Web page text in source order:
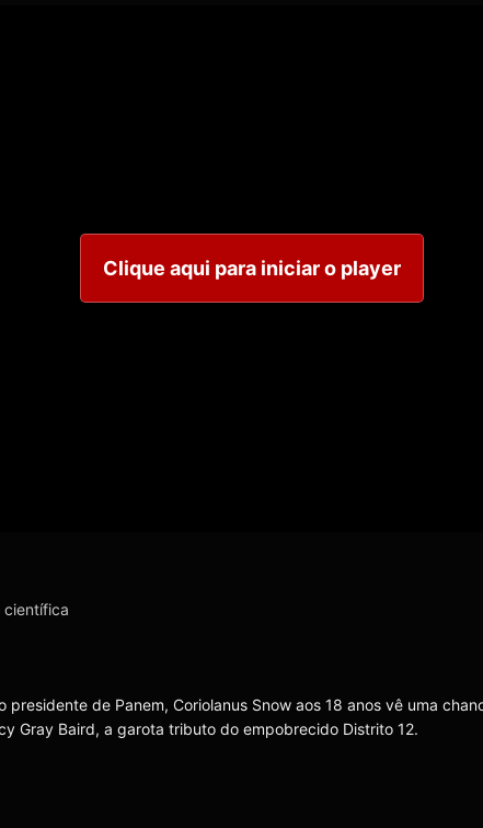
Clique aqui para iniciar o player
científica
presidente de Panem, Coriolanus Snow aos 18 anos vê uma
Gray Baird, a garota tributo do empobrecido Distrito 12.